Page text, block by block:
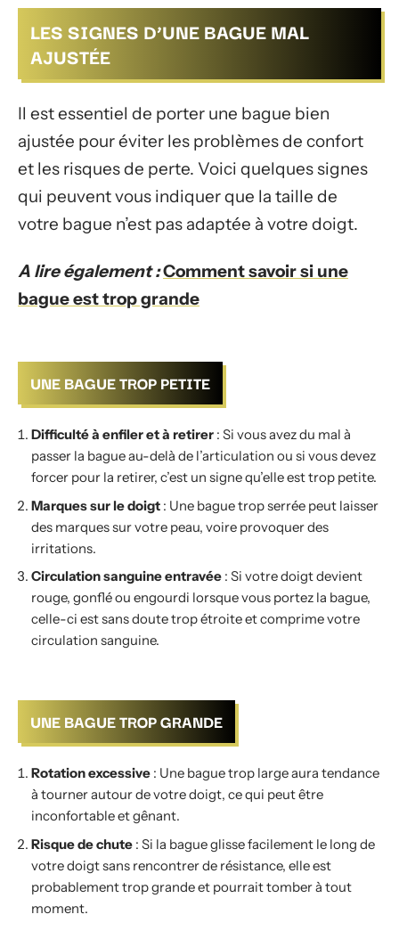
LES SIGNES D’UNE BAGUE MAL
AJUSTÉE
Il est essentiel de porter une bague bien
ajustée pour éviter les problèmes de confort
et les risques de perte. Voici quelques signes
qui peuvent vous indiquer que la taille de
votre bague n’est pas adaptée à votre doigt.
A lire également :Comment savoir si une
bague est trop grande
UNE BAGUE TROP PETITE
Difficulté à enfiler et à retirer : Si vous avez du mal à
passer la bague au-delà de l’articulation ou si vous devez
forcer pour la retirer, c’est un signe qu’elle est trop petite.
Marques sur le doigt : Une bague trop serrée peut laisser
des marques sur votre peau, voire provoquer des
irritations.
Circulation sanguine entravée : Si votre doigt devient
rouge, gonflé ou engourdi lorsque vous portez la bague,
celle-ci est sans doute trop étroite et comprime votre
circulation sanguine.
UNE BAGUE TROP GRANDE
Rotation excessive : Une bague trop large aura tendance
à tourner autour de votre doigt, ce qui peut être
inconfortable et gênant.
Risque de chute : Si la bague glisse facilement le long de
votre doigt sans rencontrer de résistance, elle est
probablement trop grande et pourrait tomber à tout
moment.